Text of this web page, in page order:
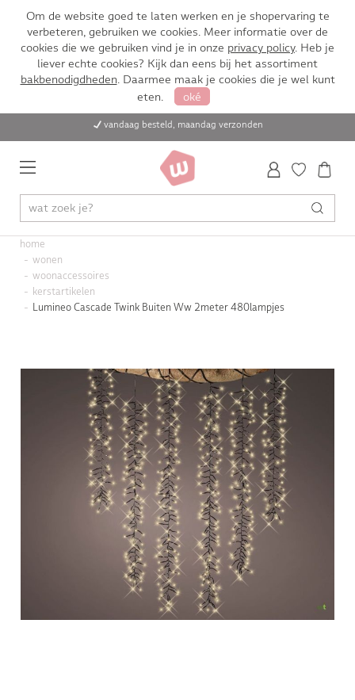
Om de website goed te laten werken en je shopervaring te
verbeteren, gebruiken we cookies. Meer informatie over de
cookies die we gebruiken vind je in onze privacy policy. Heb je
liever echte cookies? Kijk dan eens bij het assortiment
bakbenodigdheden. Daarmee maak je cookies die je wel kunt
eten.
oké
vandaag besteld, maandag verzonden
home
wonen
woonaccessoires
kerstartikelen
Lumineo Cascade Twink Buiten Ww 2meter 480lampjes